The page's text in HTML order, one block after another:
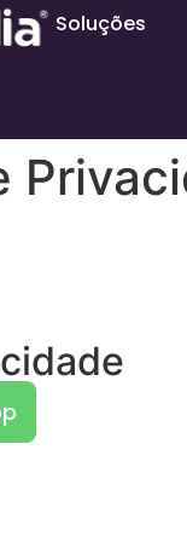
Soluções